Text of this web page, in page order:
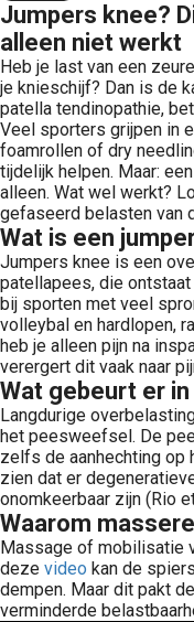
Jumpers knee?
alleen niet werkt
Heb je last van een
je knieschijf? Dan is de
patella tendinopathie,
Veel sporters grijpen in
foamrollen of dry
tijdelijk helpen. Maar:
alleen. Wat wel werkt?
gefaseerd belasten van
Wat is een
Jumpers knee is een
patellapees, die
bij sporten met veel
volleybal en hardlopen,
heb je alleen pijn na
verergert dit vaak naar
Wat gebeurt er
Langdurige
het peesweefsel. De
zelfs de aanhechting op
zien dat er
onomkeerbaar zijn (Rio
Waarom
Massage of mobilisatie
deze video kan de
dempen. Maar dit pakt
verminderde
Hierdoor
website-
van